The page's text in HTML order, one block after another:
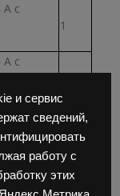
и сервис
сведений,
работу с
этих
А с
1
А с
63 А с
2
с